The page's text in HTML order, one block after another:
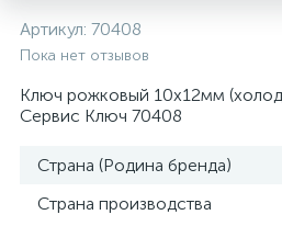
Артикул: 70408
Пока нет отзывов
Ключ рожковый 10х12мм
Сервис Ключ 70408
Страна (Родина бренда)
Страна производства